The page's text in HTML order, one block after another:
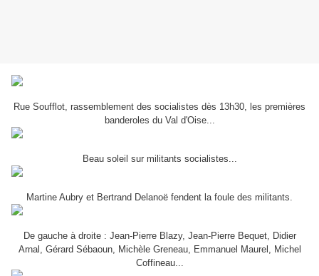
Rue Soufflot, rassemblement des socialistes dès 13h30, les premières
banderoles du Val d'Oise...
Beau soleil sur militants socialistes...
Martine Aubry et Bertrand Delanoë fendent la foule des militants.
De gauche à droite : Jean-Pierre Blazy, Jean-Pierre Bequet, Didier
Arnal, Gérard Sébaoun, Michèle Greneau, Emmanuel Maurel, Michel
Coffineau...